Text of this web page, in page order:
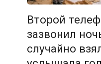
Второй
зазвонил
случайно